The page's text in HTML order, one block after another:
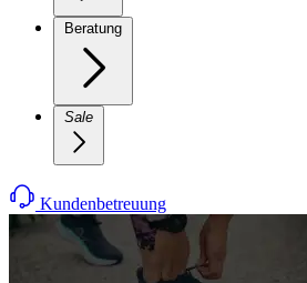
Beratung
Sale
Kundenbetreuung